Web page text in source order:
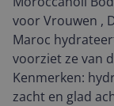
voor Vrouwen ,
Maroc
voorziet ze van
Kenmerken:
zacht en glad